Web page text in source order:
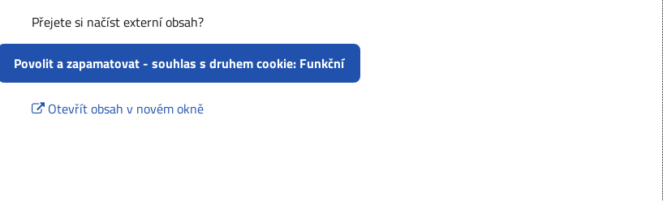
Přejete si načíst externí obsah?
Povolit a zapamatovat - souhlas s druhem cookie: Funkční
Otevřít obsah v novém okně